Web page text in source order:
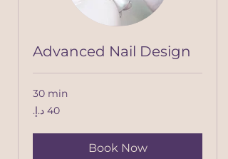
Advanced Nail Design
30 min
40
درهم
Book Now